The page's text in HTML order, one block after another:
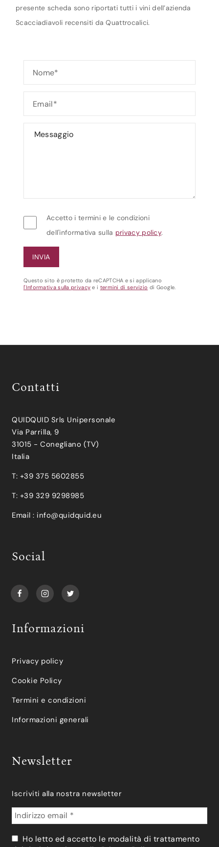
presente scheda sono riportati tutti i vini dell’azienda
Scacciadiavoli recensiti da Quattrocalici.
Accetto i termini e le condizioni
dell'informativa sulla privacy policy.
Questo sito è protetto da reCAPTCHA e si applicano
l'Informativa sulla privacy e i termini di servizio di Google.
Contatti
QUIDQUID Srls Unipersonale
Via Parrilla, 9
31015 - Conegliano (TV)
Italia
T: +39 375 5602855
T: +39 329 9298985
Email : info@quidquid.eu
Social
Informazioni
Privacy policy
Cookie Policy
Termini e condizioni
Informazioni generali
Newsletter
Iscriviti alla nostra newsletter
Ho letto ed accetto le modalità di trattamento